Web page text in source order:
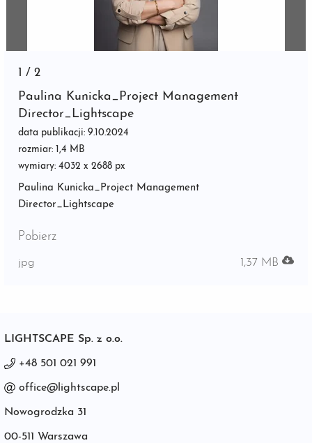
1 /2
Paulina Kunicka_Project Management
Director_Lightscape
data publikacji: 9.10.2024
rozmiar: 1,4 MB
wymiary: 4032 x 2688 px
Paulina Kunicka_Project Management
Director_Lightscape
Pobierz
jpg 1,37 MB
LIGHTSCAPE Sp. z o.o.
+48 501 021 991
office@lightscape.pl
Nowogrodzka 31
00-511 Warszawa